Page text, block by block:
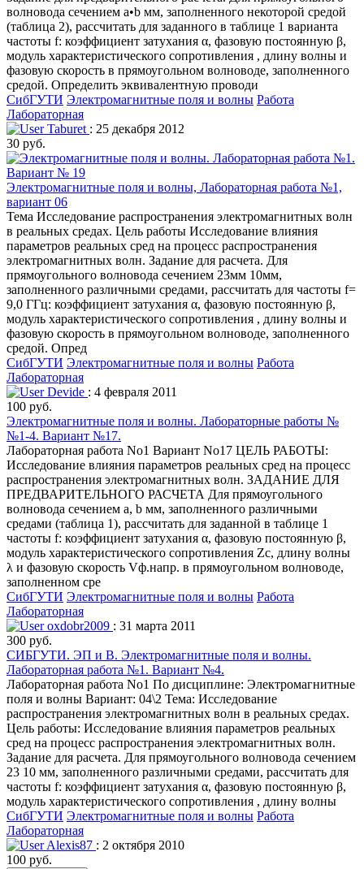
волновода сечением a•b мм, заполненного некоторой средой
(таблица 2), рассчитать для заданного в таблице 1 варианта
частоты f: коэффициент затухания α, фазовую постоянную β,
модуль характеристического сопротивления , длину волны и
фазовую скорость в прямоугольном волноводе, заполненного
средой. Определить эквивалентную проводи
СибГУТИ Электромагнитные поля и волны Работа
Лабораторная
Taburet : 25 декабря 2012
30 руб.
Электромагнитные поля и волны, Лабораторная работа №1,
вариант 06
Тема Исследование распространения электромагнитных волн
в реальных средах. Цель работы Исследование влияния
параметров реальных сред на процесс распространения
электромагнитных волн. Задание для расчета. Для
прямоугольного волновода сечением 23мм 10мм,
заполненного различными средами, рассчитать для частоты f=
9,0 ГГц: коэффициент затухания α, фазовую постоянную β,
модуль характеристического сопротивления , длину волны и
фазовую скорость в прямоугольном волноводе, заполненного
средой. Опред
СибГУТИ Электромагнитные поля и волны Работа
Лабораторная
Devide : 4 февраля 2011
100 руб.
Электромагнитные поля и волны. Лабораторные работы №
№1-4. Вариант №17.
Лабораторная работа No1 Вариант No17 ЦЕЛЬ РАБОТЫ:
Исследование влияния параметров реальных сред на процесс
распространения электромагнитных волн. ЗАДАНИЕ ДЛЯ
ПРЕДВАРИТЕЛЬНОГО РАСЧЕТА Для прямоугольного
волновода сечением a, b мм, заполненного различными
средами (таблица 1), рассчитать для заданной в таблице 1
частоты f: коэффициент затухания α, фазовую постоянную β,
модуль характеристического сопротивления Zc, длину волны
λ и фазовую скорость Vф.напр. в прямоугольном волноводе,
заполненном сре
СибГУТИ Электромагнитные поля и волны Работа
Лабораторная
oxdobr2009 : 31 марта 2011
300 руб.
СИБГУТИ. ЭП и В. Электромагнитные поля и волны.
Лабораторная работа №1. Вариант №4.
Лабораторная работа No1 По дисциплине: Электромагнитные
поля и волны Вариант: 04\2 Тема: Исследование
распространения электромагнитных волн в реальных средах.
Цель работы: Исследование влияния параметров реальных
сред на процесс распространения электромагнитных волн.
Задание для расчета. Для прямоугольного волновода сечением
23 10 мм, заполненного различными средами, рассчитать для
частоты f: коэффициент затухания α, фазовую постоянную β,
модуль характеристического сопротивления , длину волны
СибГУТИ Электромагнитные поля и волны Работа
Лабораторная
Alexis87 : 2 октября 2010
100 руб.